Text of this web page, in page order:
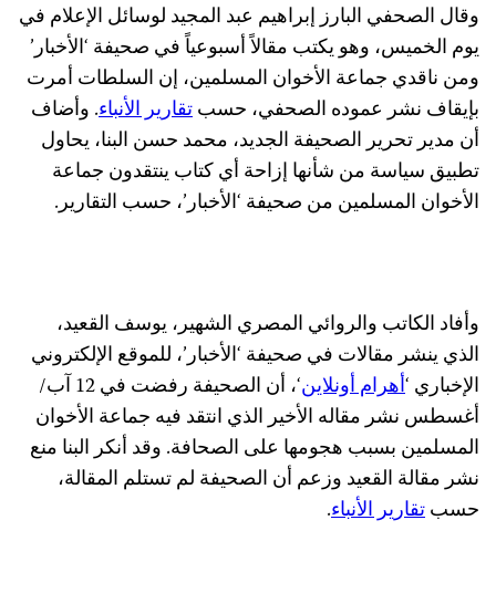
وقال الصحفي البارز إبراهيم عبد المجيد لوسائل الإعلام في
يوم الخميس، وهو يكتب مقالاً أسبوعياً في صحيفة ‘الأخبار’
ومن ناقدي جماعة الأخوان المسلمين، إن السلطات أمرت
بإيقاف نشر عموده الصحفي، حسبتقارير الأنباء. وأضاف
أن مدير تحرير الصحيفة الجديد، محمد حسن البنا، يحاول
تطبيق سياسة من شأنها إزاحة أي كتاب ينتقدون جماعة
الأخوان المسلمين من صحيفة ‘الأخبار’، حسب التقارير.
وأفاد الكاتب والروائي المصري الشهير، يوسف القعيد،
الذي ينشر مقالات في صحيفة ‘الأخبار’، للموقع الإلكتروني
الإخباري ‘أهرام أونلاين
‘، أن الصحيفة رفضت في 12 آب/
أغسطس نشر مقاله الأخير الذي انتقد فيه جماعة الأخوان
المسلمين بسبب هجومها على الصحافة. وقد أنكر البنا منع
نشر مقالة القعيد وزعم أن الصحيفة لم تستلم المقالة،
حسبتقارير الأنباء.